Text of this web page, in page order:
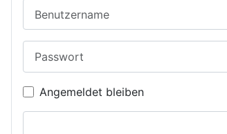
Angemeldet bleiben